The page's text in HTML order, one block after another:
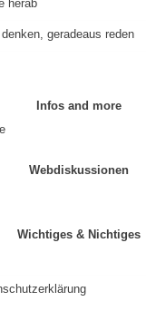
herab
geradeaus reden
Infos and more
Webdiskussionen
Wichtiges & Nichtiges